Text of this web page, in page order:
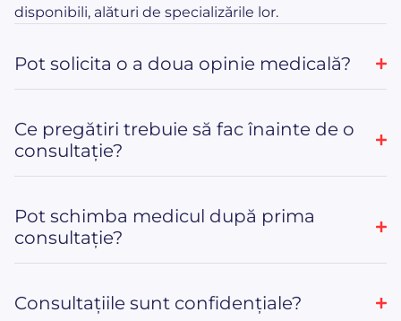
disponibili, alături de specializările lor.
Pot solicita o a doua opinie medicală?
Ce pregătiri trebuie să fac înainte de o
consultație?
Pot schimba medicul după prima
consultație?
Consultațiile sunt confidențiale?